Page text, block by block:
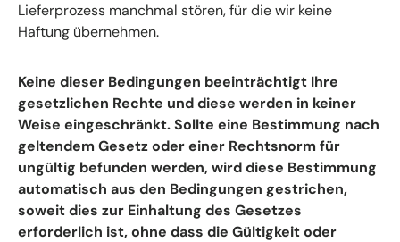
Lieferprozess manchmal stören, für die wir keine
Haftung übernehmen.
Keine dieser Bedingungen beeinträchtigt Ihre
gesetzlichen Rechte und diese werden in keiner
Weise eingeschränkt. Sollte eine Bestimmung nach
geltendem Gesetz oder einer Rechtsnorm für
ungültig befunden werden, wird diese Bestimmung
automatisch aus den Bedingungen gestrichen,
soweit dies zur Einhaltung des Gesetzes
erforderlich ist, ohne dass die Gültigkeit oder